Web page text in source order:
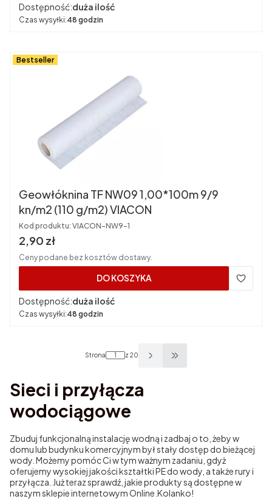
Dostępność:duża ilość
Czas wysyłki:48 godzin
Bestseller
Geowłóknina TF NW09 1,00*100m 9/9
kn/m2 (110 g/m2) VIACON
Kod produktu: VIACON-NW9-1
Cena brutto
2,90 zł
Ceny podane bez kosztów dostawy.
DO KOSZYKA
Dostępność:duża ilość
Czas wysyłki:48 godzin
Strona z 20 Przejdź do ostatniej
Sieci i przyłącza
wodociągowe
Zbuduj funkcjonalną instalację wodną i zadbaj o to, żeby w
domu lub budynku komercyjnym był stały dostęp do bieżącej
wody. Możemy pomóc Ci w tym ważnym zadaniu, gdyż
oferujemy wysokiej jakości kształtki PE do wody, a także rury i
przyłącza. Już teraz sprawdź, jakie produkty są dostępne w
naszym sklepie internetowym Online.Kolanko!